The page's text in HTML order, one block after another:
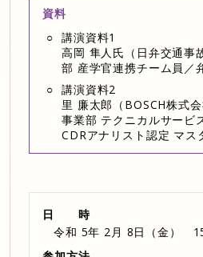
資料
講演資料1
高岡 隼人氏（日弁交通事
部 産学官連携チーム員／
講演資料2
里 廉太郎（BOSCH株式
事業部 テクニカルサービ
CDRアナリスト認定 マス
日 時
令和 5年 2月 8日（金）